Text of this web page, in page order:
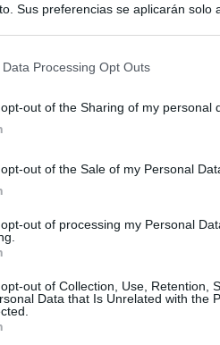
Sus preferencias se aplicarán solo
Data Processing Opt Outs
out of the Sharing of my personal
out of the Sale of my Personal
out of processing my Personal
out of Collection, Use, Retention,
Data that Is Unrelated with the
no puede destinar directamente la
cómo ha cambiado su discurso sobre el
en una semana